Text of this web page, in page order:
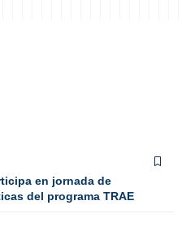
en jornada de
del programa TRAE